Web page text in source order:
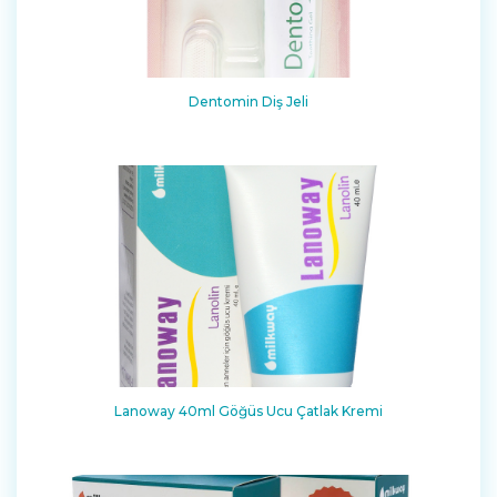
Dentomin Diş Jeli
Lanoway 40ml Göğüs Ucu Çatlak Kremi